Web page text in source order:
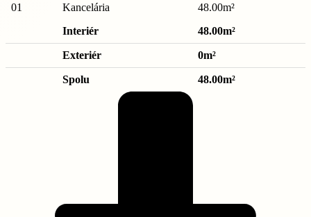
01 Kancelária
48.00m²
Interiér
48.00m²
Exteriér 0m²
Spolu 48.00m²